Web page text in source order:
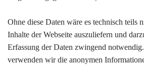
Ohne diese Daten wäre es technisch teils
Inhalte der Webseite auszuliefern und
Erfassung der Daten zwingend
verwenden wir die anonymen